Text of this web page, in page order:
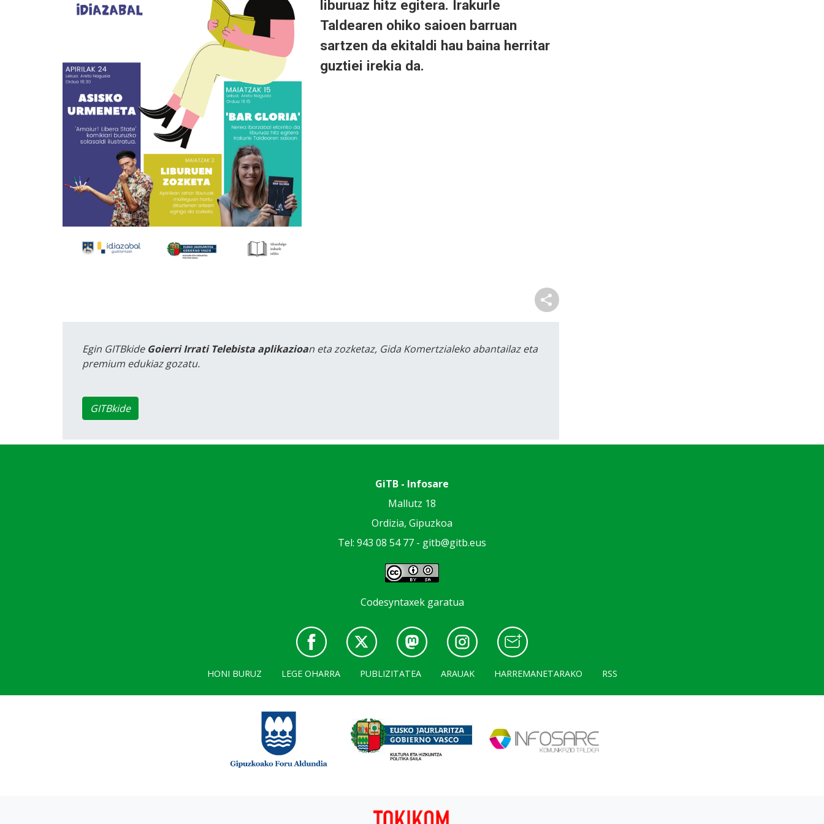
liburuaz hitz egitera. Irakurle
Taldearen ohiko saioen barruan
sartzen da ekitaldi hau baina herritar
guztiei irekia da.
Egin GITBkide Goierri Irrati Telebista aplikazioan eta zozketaz, Gida Komertzialeko abantailaz eta
premium edukiaz gozatu.
GITBkide
GiTB - Infosare
Mallutz 18
Ordizia, Gipuzkoa
Tel: 943 08 54 77 - gitb@gitb.eus
Codesyntaxek garatua
HONI BURUZ LEGE OHARRA PUBLIZITATEA ARAUAK HARREMANETARAKO RSS